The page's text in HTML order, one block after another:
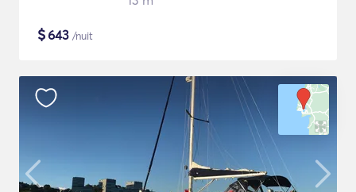
$643 /nuit